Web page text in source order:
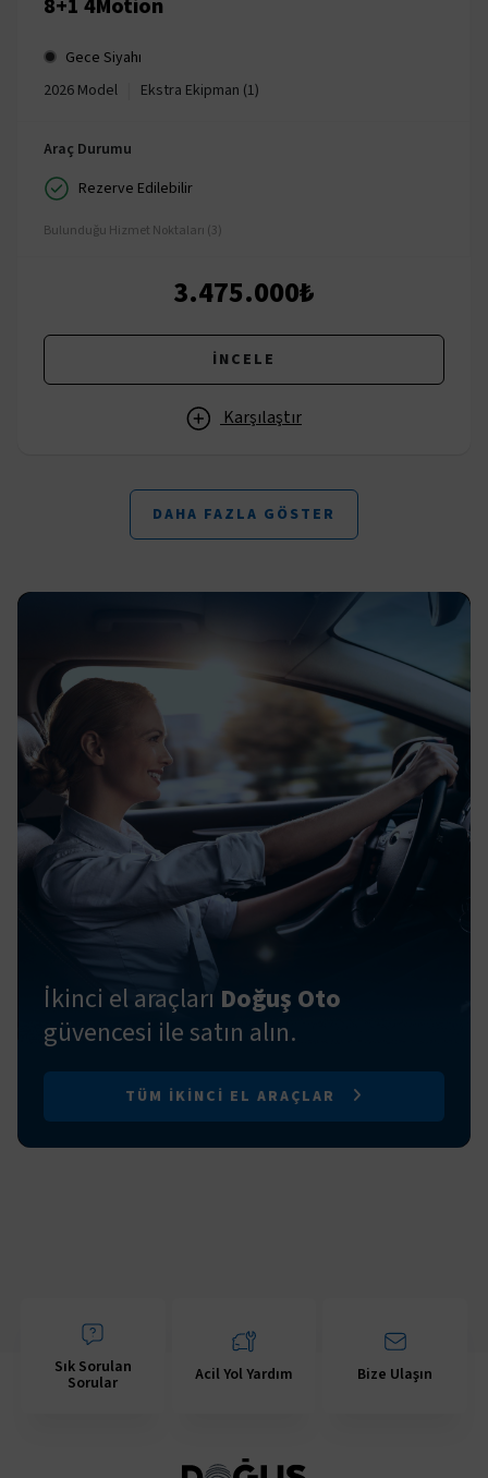
8+1 4Motion
Gece Siyahı
2026 Model
Ekstra Ekipman (1)
Araç Durumu
Rezerve Edilebilir
Bulunduğu Hizmet Noktaları (3)
3.475.000₺
İNCELE
Karşılaştır
DAHA FAZLA GÖSTER
İkinci el araçları Doğuş Oto
güvencesi ile satın alın.
TÜM IKINCI EL ARAÇLAR
Sık Sorulan
Sorular Acil Yol Yardım Bize Ulaşın